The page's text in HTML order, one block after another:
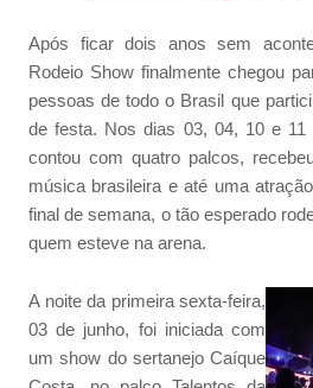
Após ficar dois anos sem
Rodeio Show finalmente chegou
pessoas de todo o Brasil que
de festa. Nos dias 03, 04, 10 e 11
contou com quatro palcos,
música brasileira e até uma
final de semana, o tão esperado
quem esteve na arena.
A noite da primeira sexta-feira,
03 de junho, foi iniciada com
um show do sertanejo Caíque